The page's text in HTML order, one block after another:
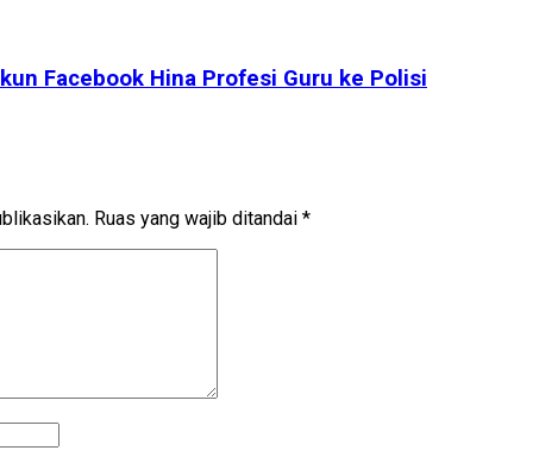
Facebook Hina Profesi Guru ke Polisi
Ruas yang wajib ditandai *